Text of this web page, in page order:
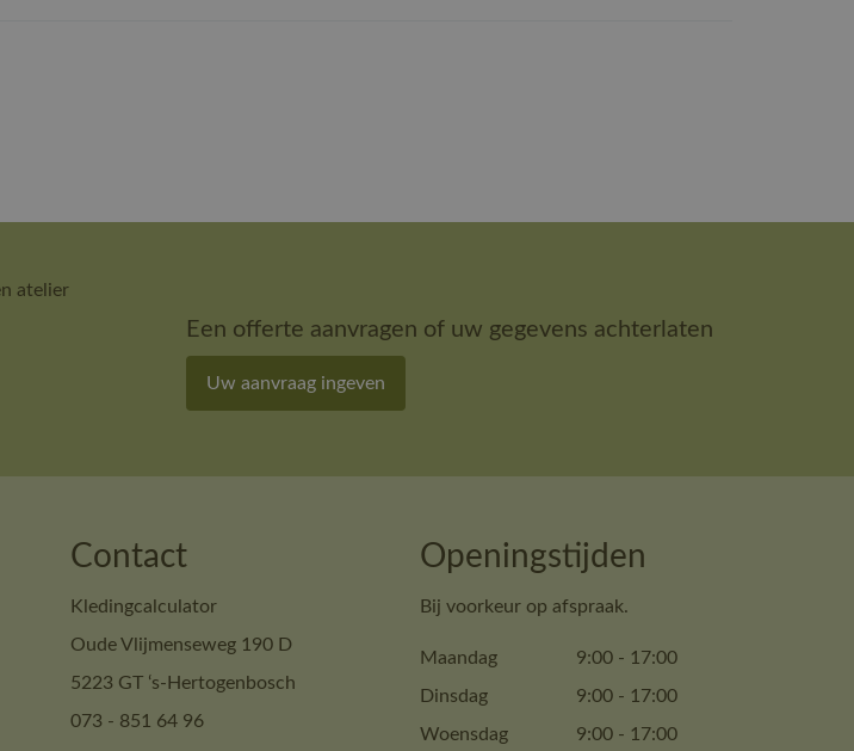
atelier
Een offerte aanvragen of uw gegevens achterlaten
Uw aanvraag ingeven
Contact
Kledingcalculator
Oude Vlijmenseweg 190 D
5223 GT ‘s-Hertogenbosch
073 - 851 64 96
Openingstijden
Bij voorkeur op afspraak.
Maandag 9:00 - 17:00
Dinsdag
9:00 - 17:00
Woensdag
9:00 - 17:00